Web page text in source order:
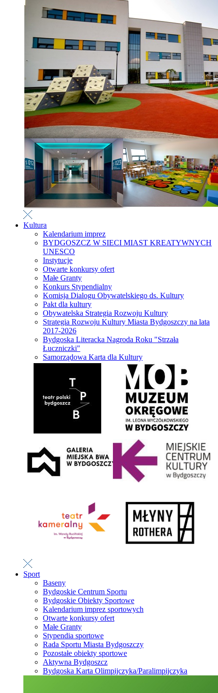
Kultura
Kalendarium imprez
BYDGOSZCZ W SIECI MIAST KREATYWNYCH
UNESCO
Instytucje
Otwarte konkursy ofert
Małe Granty
Konkurs Stypendialny
Komisja Dialogu Obywatelskiego ds. Kultury
Pakt dla kultury
Obywatelska Strategia Rozwoju Kultury
Strategia Rozwoju Kultury Miasta Bydgoszczy na lata
2017-2026
Bydgoska Literacka Nagroda Roku "Strzała
Łuczniczki"
Samorządowa Karta dla Kultury
Sport
Baseny
Bydgoskie Centrum Sportu
Bydgoskie Obiekty Sportowe
Kalendarium imprez sportowych
Otwarte konkursy ofert
Małe Granty
Stypendia sportowe
Rada Sportu Miasta Bydgoszczy
Pozostałe obiekty sportowe
Aktywna Bydgoszcz
Bydgoska Karta Olimpijczyka/Paralimpijczyka